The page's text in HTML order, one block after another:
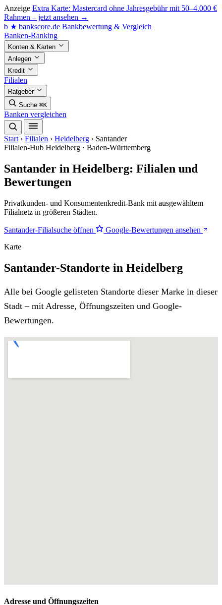
Anzeige Extra Karte: Mastercard ohne Jahresgebühr mit 50–4.000 €
Rahmen – jetzt ansehen →
b ★ bankscore.de Bankbewertung & Vergleich
Banken-Ranking
Konten & Karten
Anlegen
Kredit
Filialen
Ratgeber
Suche ⌘K
Banken vergleichen
Start › Filialen › Heidelberg › Santander
Filialen-Hub Heidelberg · Baden-Württemberg
Santander in Heidelberg: Filialen und
Bewertungen
Privatkunden- und Konsumentenkredit-Bank mit ausgewähltem
Filialnetz in größeren Städten.
Santander-Filialsuche öffnen
Google-Bewertungen ansehen
Karte
Santander-Standorte in Heidelberg
Alle bei Google gelisteten Standorte dieser Marke in dieser
Stadt – mit Adresse, Öffnungszeiten und Google-
Bewertungen.
Adresse und Öffnungszeiten